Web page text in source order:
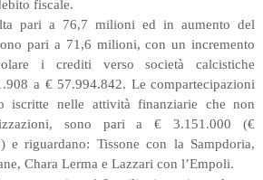
fiscale.
pari a 76,7 milioni ed in aumento del
pari a 71,6 milioni, con un incremento
i crediti verso società calcistiche
a € 57.994.842. Le compartecipazioni
iscritte nelle attività finanziarie che non
sono pari a € 3.151.000 (€
e riguardano: Tissone con la Sampdoria,
Chara Lerma e Lazzari con l’Empoli.